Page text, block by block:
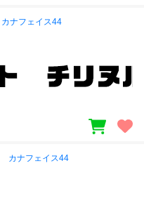
カナフェイス44
カナフェイス44